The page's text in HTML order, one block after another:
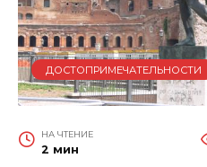
ДОСТОПРИМЕЧАТЕЛЬНОСТИ
НА ЧТЕНИЕ
2 мин